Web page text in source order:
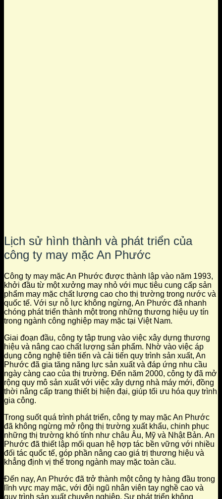
Lịch sử hình thành và phát triển của
công ty may mặc An Phước
Công ty may mặc An Phước được thành lập vào năm 1993,
khởi đầu từ một xưởng may nhỏ với mục tiêu cung cấp sản
phẩm may mặc chất lượng cao cho thị trường trong nước và
quốc tế. Với sự nỗ lực không ngừng, An Phước đã nhanh
chóng phát triển thành một trong những thương hiệu uy tín
trong ngành công nghiệp may mặc tại Việt Nam.
Giai đoạn đầu, công ty tập trung vào việc xây dựng thương
hiệu và nâng cao chất lượng sản phẩm. Nhờ vào việc áp
dụng công nghệ tiên tiến và cải tiến quy trình sản xuất, An
Phước đã gia tăng năng lực sản xuất và đáp ứng nhu cầu
ngày càng cao của thị trường. Đến năm 2000, công ty đã mở
rộng quy mô sản xuất với việc xây dựng nhà máy mới, đồng
thời nâng cấp trang thiết bị hiện đại, giúp tối ưu hóa quy trình
gia công.
Trong suốt quá trình phát triển, công ty may mặc An Phước
đã không ngừng mở rộng thị trường xuất khẩu, chinh phục
những thị trường khó tính như châu Âu, Mỹ và Nhật Bản. An
Phước đã thiết lập mối quan hệ hợp tác bền vững với nhiều
đối tác quốc tế, góp phần nâng cao giá trị thương hiệu và
khẳng định vị thế trong ngành may mặc toàn cầu.
Đến nay, An Phước đã trở thành một công ty hàng đầu trong
lĩnh vực may mặc, với đội ngũ nhân viên tay nghề cao và
quy trình sản xuất chuyên nghiệp. Sự phát triển không